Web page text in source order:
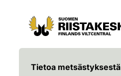
Siirry sisältöön
Siirry sivustokarttaan
Tietoa metsästyksestä